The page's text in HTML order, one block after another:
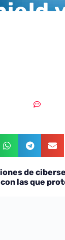
de
las que